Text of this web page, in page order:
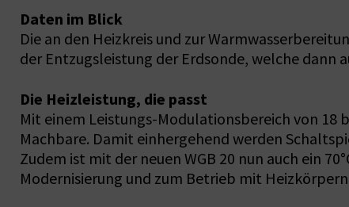
Daten im Blick
Die an den Heizkreis und zur
der Entzugsleistung der Erdsonde, welche
Die Heizleistung, die passt
Mit einem Leistungs-Modulationsbereich von 18
Machbare. Damit einhergehend werden
Zudem ist mit der neuen WGB 20 nun auch ein
Modernisierung und zum Betrieb mit